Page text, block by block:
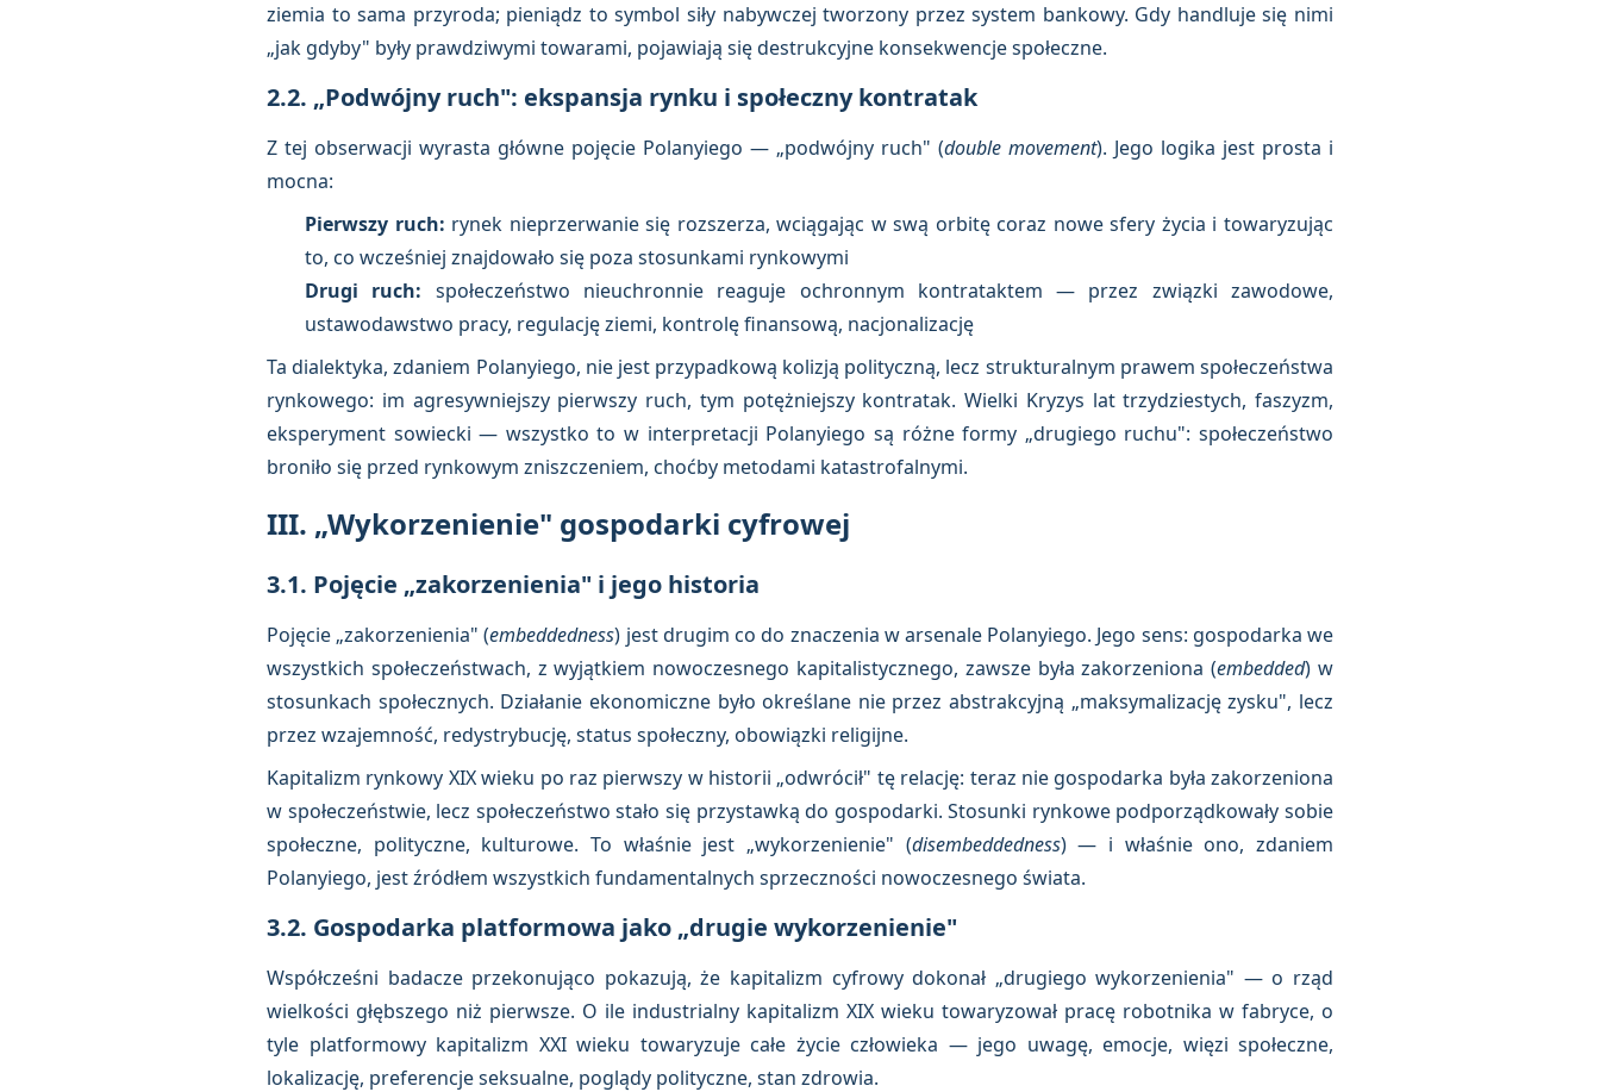
ziemia to sama przyroda; pieniądz to symbol siły nabywczej tworzony przez system bankowy. Gdy handluje się nimi
„jak gdyby" były prawdziwymi towarami, pojawiają się destrukcyjne konsekwencje społeczne.
2.2. „Podwójny ruch": ekspansja rynku i społeczny kontratak
Z tej obserwacji wyrasta główne pojęcie Polanyiego — „podwójny ruch" (double movement). Jego logika jest prosta i
mocna:
Pierwszy ruch: rynek nieprzerwanie się rozszerza, wciągając w swą orbitę coraz nowe sfery życia i towaryzując
to, co wcześniej znajdowało się poza stosunkami rynkowymi
Drugi ruch: społeczeństwo nieuchronnie reaguje ochronnym kontrataktem — przez związki zawodowe,
ustawodawstwo pracy, regulację ziemi, kontrolę finansową, nacjonalizację
Ta dialektyka, zdaniem Polanyiego, nie jest przypadkową kolizją polityczną, lecz strukturalnym prawem społeczeństwa
rynkowego: im agresywniejszy pierwszy ruch, tym potężniejszy kontratak. Wielki Kryzys lat trzydziestych, faszyzm,
eksperyment sowiecki — wszystko to w interpretacji Polanyiego są różne formy „drugiego ruchu": społeczeństwo
broniło się przed rynkowym zniszczeniem, choćby metodami katastrofalnymi.
III. „Wykorzenienie" gospodarki cyfrowej
3.1. Pojęcie „zakorzenienia" i jego historia
Pojęcie „zakorzenienia" (embeddedness) jest drugim co do znaczenia w arsenale Polanyiego. Jego sens: gospodarka we
wszystkich społeczeństwach, z wyjątkiem nowoczesnego kapitalistycznego, zawsze była zakorzeniona (embedded) w
stosunkach społecznych. Działanie ekonomiczne było określane nie przez abstrakcyjną „maksymalizację zysku", lecz
przez wzajemność, redystrybucję, status społeczny, obowiązki religijne.
Kapitalizm rynkowy XIX wieku po raz pierwszy w historii „odwrócił" tę relację: teraz nie gospodarka była zakorzeniona
w społeczeństwie, lecz społeczeństwo stało się przystawką do gospodarki. Stosunki rynkowe podporządkowały sobie
społeczne, polityczne, kulturowe. To właśnie jest „wykorzenienie" (disembeddedness) — i właśnie ono, zdaniem
Polanyiego, jest źródłem wszystkich fundamentalnych sprzeczności nowoczesnego świata.
3.2. Gospodarka platformowa jako „drugie wykorzenienie"
Współcześni badacze przekonująco pokazują, że kapitalizm cyfrowy dokonał „drugiego wykorzenienia" — o rząd
wielkości głębszego niż pierwsze. O ile industrialny kapitalizm XIX wieku towaryzował pracę robotnika w fabryce, o
tyle platformowy kapitalizm XXI wieku towaryzuje całe życie człowieka — jego uwagę, emocje, więzi społeczne,
lokalizację, preferencje seksualne, poglądy polityczne, stan zdrowia.